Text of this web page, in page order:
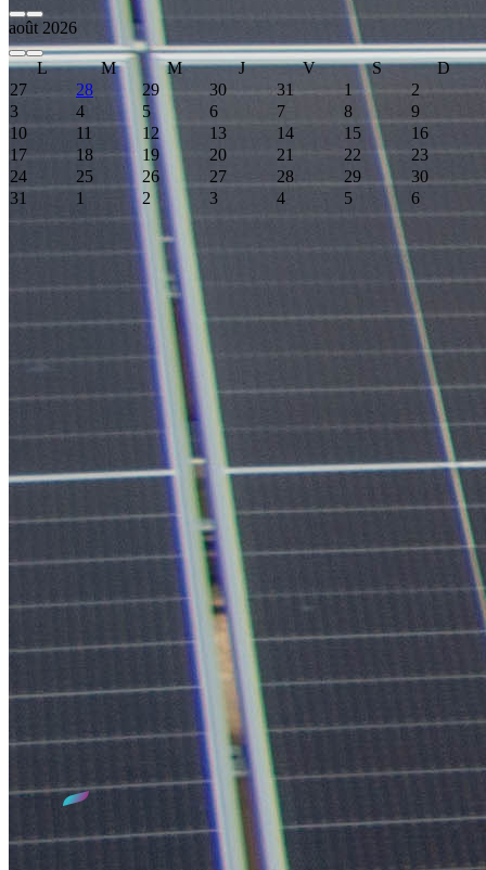
août 2026
L M M J V S
D
27
28 29 30 31 1
2
3
4 5 6 7 8
9
10
11 12 13 14 15
16
17
18 19 20 21 22
23
24
25 26 27 28 29
30
31
1 2 3 4 5
6
Event Date, août 2026
Qui sommes-nous ?